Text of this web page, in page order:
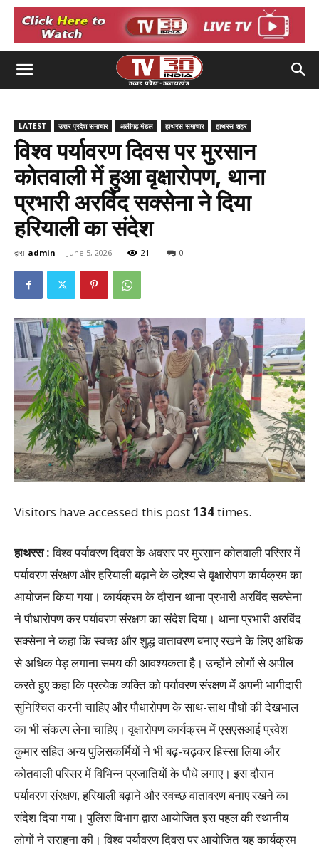
LATEST उत्तर प्रदेश समाचार अलीगढ़ मंडल हाथरस समाचार हाथरस शहर
विश्व पर्यावरण दिवस पर मुरसान
कोतवाली में हुआ वृक्षारोपण, थाना
प्रभारी अरविंद सक्सेना ने दिया
हरियाली का संदेश
द्वारा admin - June 5, 2026 21 0
Visitors have accessed this post134times.
हाथरस :विश्व पर्यावरण दिवस के अवसर पर मुरसान कोतवाली परिसर में
पर्यावरण संरक्षण और हरियाली बढ़ाने के उद्देश्य से वृक्षारोपण कार्यक्रम का
आयोजन किया गया। कार्यक्रम के दौरान थाना प्रभारी अरविंद सक्सेना
ने पौधारोपण कर पर्यावरण संरक्षण का संदेश दिया। थाना प्रभारी अरविंद
सक्सेना ने कहा कि स्वच्छ और शुद्ध वातावरण बनाए रखने के लिए अधिक
से अधिक पेड़ लगाना समय की आवश्यकता है। उन्होंने लोगों से अपील
करते हुए कहा कि प्रत्येक व्यक्ति को पर्यावरण संरक्षण में अपनी भागीदारी
सुनिश्चित करनी चाहिए और पौधारोपण के साथ-साथ पौधों की देखभाल
का भी संकल्प लेना चाहिए। वृक्षारोपण कार्यक्रम में एसएसआई प्रवेश
कुमार सहित अन्य पुलिसकर्मियों ने भी बढ़-चढ़कर हिस्सा लिया और
कोतवाली परिसर में विभिन्न प्रजातियों के पौधे लगाए। इस दौरान
पर्यावरण संरक्षण, हरियाली बढ़ाने और स्वच्छ वातावरण बनाए रखने का
संदेश दिया गया। पुलिस विभाग द्वारा आयोजित इस पहल की स्थानीय
लोगों ने सराहना की। विश्व पर्यावरण दिवस पर आयोजित यह कार्यक्रम